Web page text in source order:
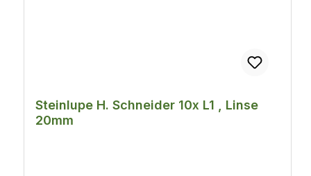
Steinlupe H. Schneider 10x L1 , Linse
20mm